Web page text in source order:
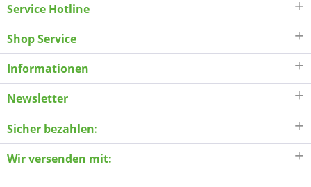
Service Hotline
Shop Service
Informationen
Newsletter
Sicher bezahlen:
Wir versenden mit: